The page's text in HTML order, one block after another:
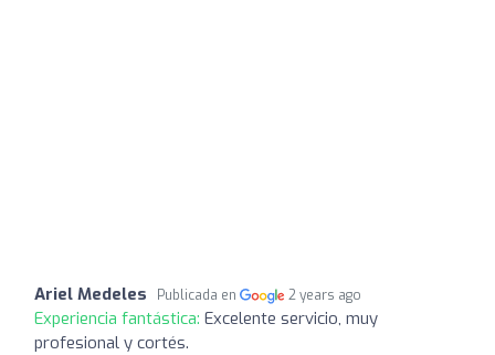
Ariel Medeles Publicada en 2 years ago
Experiencia fantástica: Excelente servicio, muy
profesional y cortés.